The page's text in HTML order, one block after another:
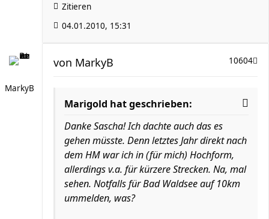
Zitieren
04.01.2010, 15:31
MarkyB
10604
von MarkyB
Marigold hat geschrieben:
Danke Sascha! Ich dachte auch das es
gehen müsste. Denn letztes Jahr direkt nach
dem HM war ich in (für mich) Hochform,
allerdings v.a. für kürzere Strecken. Na, mal
sehen. Notfalls für Bad Waldsee auf 10km
ummelden, was?